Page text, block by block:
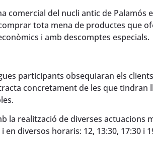
comercial del nucli antic de Palamós
tota mena de productes que
i amb descomptes especials.
participants obsequiaran els
concretament de les que tindran
la realització de diverses actuacions
diversos horaris: 12, 13:30, 17:30 i